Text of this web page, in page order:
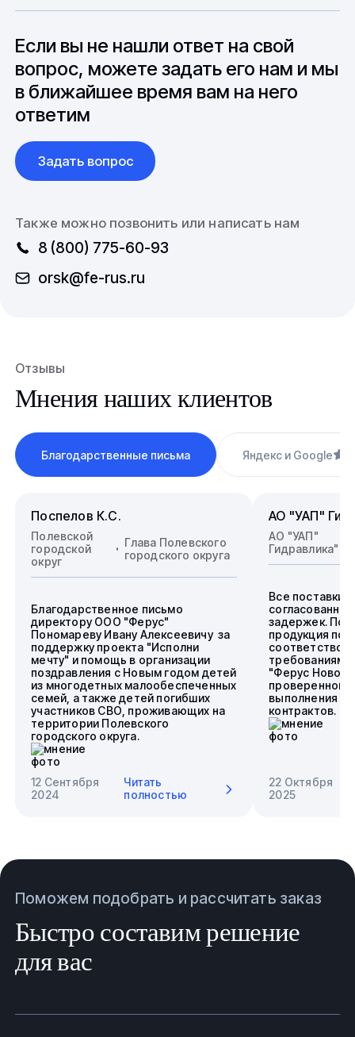
до 6 месяцев производства.
вопросы связанные с документацией и
международной логистикой.
Если вы не нашли ответ на свой
вопрос, можете задать его нам и мы
в ближайшее время вам на него
ответим
Задать вопрос
Также можно позвонить или написать нам
8 (800) 775-60-93
orsk@fe-rus.ru
Отзывы
Мнения наших клиентов
Благодарственные письма Яндекс и Google
Поспелов К.С.
Полевской
городской
округ
Глава Полевского
городского округа
Благодарственное письмо
директору ООО "Ферус"
Пономареву Ивану Алексеевичу за
поддержку проекта "Исполни
мечту" и помощь в организации
поздравления с Новым годом детей
из многодетных малообеспеченных
семей, а также детей погибших
участников СВО, проживающих на
территории Полевского
городского округа.
12 Сентября
2024
Читать
полностью
АО "УАП"
АО "УАП"
Гидравлика"
Все поставки
задержек.
продукция
требованиям.
"Ферус
проверенного
выполнения
контрактов.
22 Октября
2025
Поможем подобрать и рассчитать заказ
Быстро составим решение
для вас